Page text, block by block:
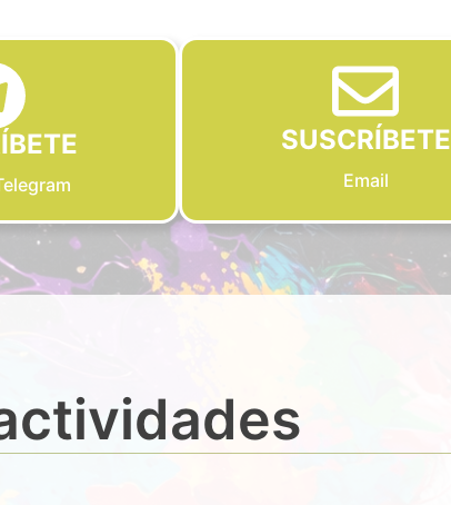
SUSCRÍBETE
Email